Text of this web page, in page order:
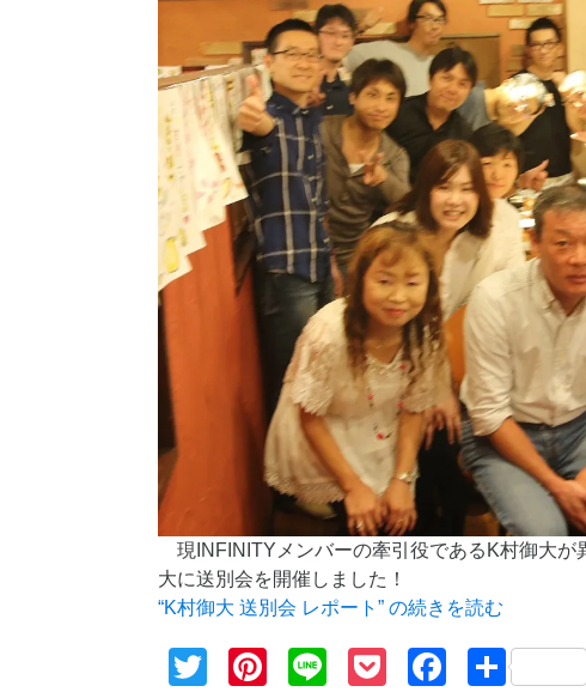
現INFINITYメンバーの牽引役であるK村御大が
大に送別会を開催しました！
“K村御大 送別会 レポート” の続きを読む
TwitterPinterest
Line Pocket 共